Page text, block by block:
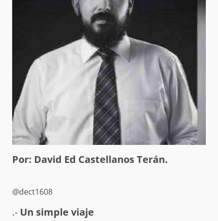
Por: David Ed Castellanos Terán.
@dect1608
.- Un simple viaje